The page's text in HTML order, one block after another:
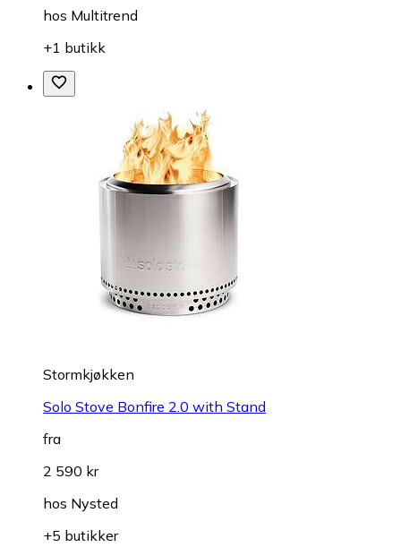
hos Multitrend
+1 butikk
Stormkjøkken
Solo Stove Bonfire 2.0 with Stand
fra
2 590 kr
hos Nysted
+5 butikker